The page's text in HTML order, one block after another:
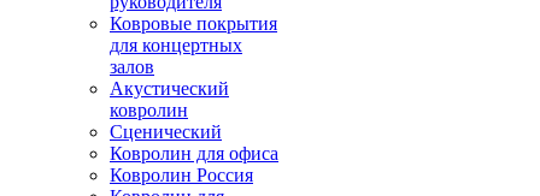
Ковровые покрытия
для концертных
залов
Акустический
ковролин
Сценический
Ковролин для офиса
Ковролин Россия